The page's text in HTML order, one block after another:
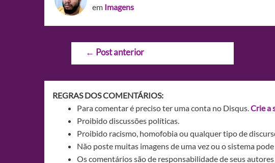
em Imagens
Navegação
← Post anterior
REGRAS DOS COMENTÁRIOS:
Para comentar é preciso ter uma conta no Disqus.Crie a
Proibido discussões políticas.
Proibido racismo, homofobia ou qualquer tipo de
Não poste muitas imagens de uma vez ou o sistema
Os comentários são de responsabilidade de seus